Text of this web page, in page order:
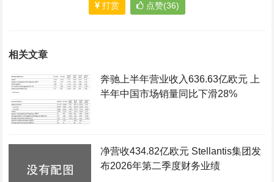
打赏 点赞(36)
相关文章
奔驰上半年营业收入636.63亿欧元 上
半年中国市场销量同比下滑28%
净营收434.82亿欧元 Stellantis集团发
布2026年第二季度财务业绩